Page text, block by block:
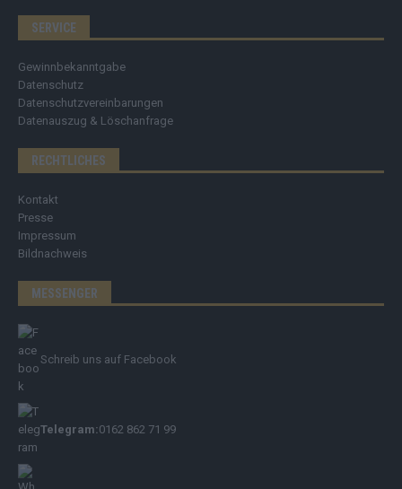
SERVICE
Gewinnbekanntgabe
Datenschutz
Datenschutzvereinbarungen
Datenauszug & Löschanfrage
RECHTLICHES
Kontakt
Presse
Impressum
Bildnachweis
MESSENGER
Schreib uns auf Facebook
Telegram:0162 862 71 99